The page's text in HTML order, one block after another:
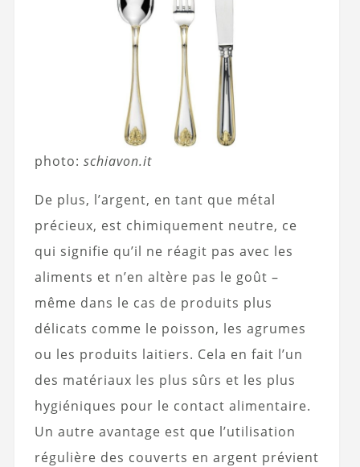
photo: schiavon.it
De plus, l’argent, en tant que métal
précieux, est chimiquement neutre, ce
qui signifie qu’il ne réagit pas avec les
aliments et n’en altère pas le goût –
même dans le cas de produits plus
délicats comme le poisson, les agrumes
ou les produits laitiers. Cela en fait l’un
des matériaux les plus sûrs et les plus
hygiéniques pour le contact alimentaire.
Un autre avantage est que l’utilisation
régulière des couverts en argent prévient